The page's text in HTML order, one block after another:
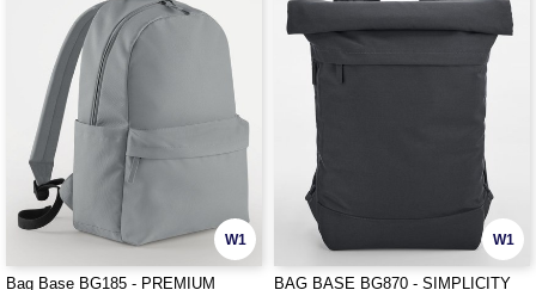
W1
Bag Base BG185 - PREMIUM
W1
BAG BASE BG870 - SIMPLICITY